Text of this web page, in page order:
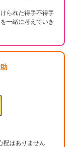
られた得手不得手
一緒に考えていき
配はありません